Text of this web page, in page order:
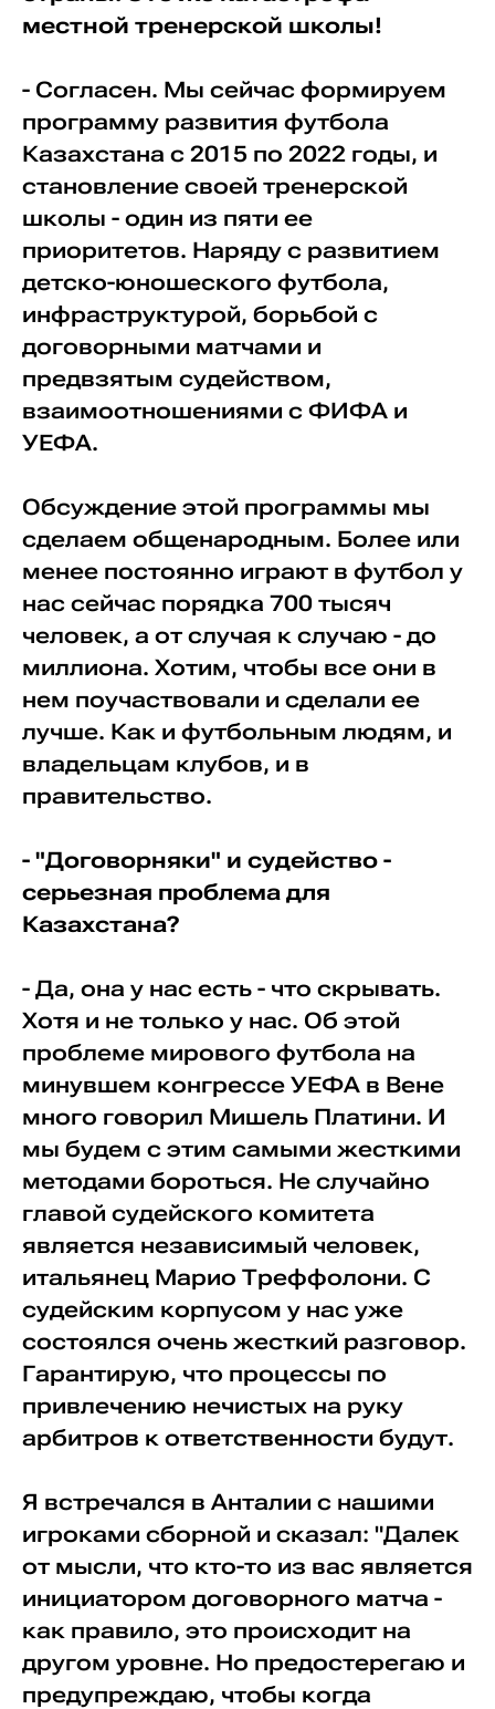
местной тренерской школы!
- Согласен. Мы сейчас формируем
программу развития футбола
Казахстана с 2015 по 2022 годы, и
становление своей тренерской
школы - один из пяти ее
приоритетов. Наряду с развитием
детско-юношеского футбола,
инфраструктурой, борьбой с
договорными матчами и
предвзятым судейством,
взаимоотношениями с ФИФА и
УЕФА.
Обсуждение этой программы мы
сделаем общенародным. Более или
менее постоянно играют в футбол у
нас сейчас порядка 700 тысяч
человек, а от случая к случаю - до
миллиона. Хотим, чтобы все они в
нем поучаствовали и сделали ее
лучше. Как и футбольным людям, и
владельцам клубов, и в
правительство.
- "Договорняки" и судейство -
серьезная проблема для
Казахстана?
- Да, она у нас есть - что скрывать.
Хотя и не только у нас. Об этой
проблеме мирового футбола на
минувшем конгрессе УЕФА в Вене
много говорил Мишель Платини. И
мы будем с этим самыми жесткими
методами бороться. Не случайно
главой судейского комитета
является независимый человек,
итальянец Марио Треффолони. С
судейским корпусом у нас уже
состоялся очень жесткий разговор.
Гарантирую, что процессы по
привлечению нечистых на руку
арбитров к ответственности будут.
Я встречался в Анталии с нашими
игроками сборной и сказал: "Далек
от мысли, что кто-то из вас является
инициатором договорного матча -
как правило, это происходит на
другом уровне. Но предостерегаю и
предупреждаю, чтобы когда